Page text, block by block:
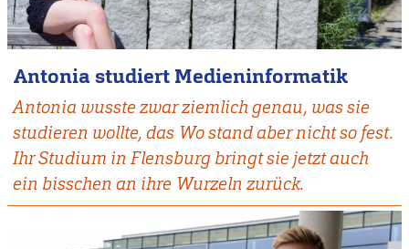
Antonia studiert Medieninformatik
Antonia wusste zwar ziemlich genau, was sie
studieren wollte, das Wo stand aber nicht so fest.
Ihr Studium in Flensburg bringt sie jetzt auch
ein bisschen an ihre Wurzeln zurück.